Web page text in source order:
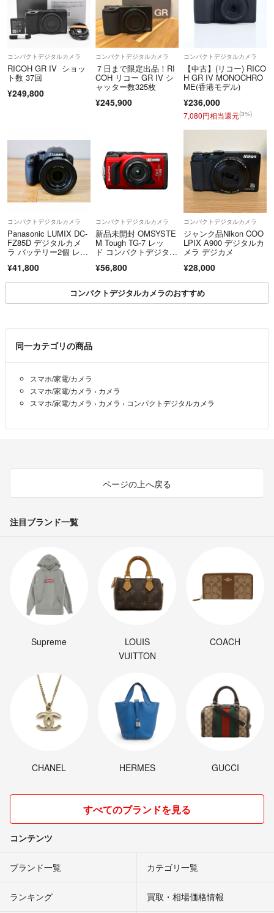
コンパクトデジタルカメラ
RICOH GR IV ショッ
ト数 37回
¥249,800
コンパクトデジタルカメラ
７日まで限定出品！RI
COH リコー GR IV シ
ャッター数325枚
¥245,900
コンパクトデジタルカメラ
【中古】(リコー) RICO
H GR IV MONOCHRO
ME(香港モデル)
¥236,000
7,080円相当還元(3%)
コンパクトデジタルカメラ
Panasonic LUMIX DC-
FZ85D デジタルカメ
ラ バッテリー2個 レン
¥41,800
コンパクトデジタルカメラ
新品未開封 OMSYSTE
M Tough TG-7 レッ
ド コンパクトデジタル
¥56,800
コンパクトデジタルカメラ
ジャンク品Nikon COO
LPIX A900 デジタルカ
メラ デジカメ
¥28,000
コンパクトデジタルカメラのおすすめ
同一カテゴリの商品
スマホ/家電/カメラ
スマホ/家電/カメラ › カメラ
スマホ/家電/カメラ › カメラ › コンパクトデジタルカメラ
ページの上へ戻る
注目ブランド一覧
Supreme
LOUIS
VUITTON
COACH
CHANEL HERMES GUCCI
すべてのブランドを見る
コンテンツ
ブランド一覧 カテゴリ一覧
ランキング 買取・相場価格情報